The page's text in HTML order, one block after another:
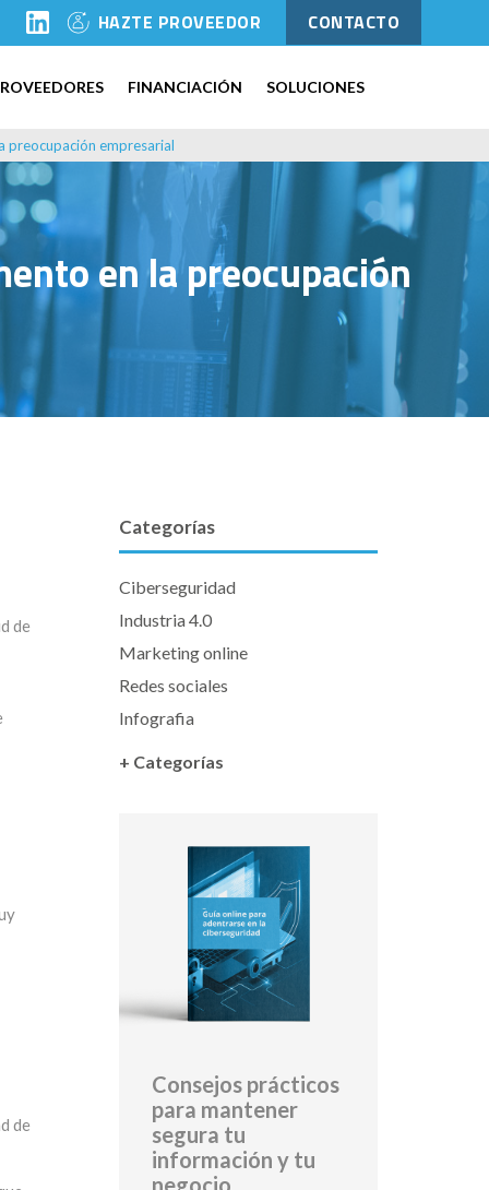
HAZTE PROVEEDOR CONTACTO
FINANCIACIÓN SOLUCIONES
preocupación empresarial
en la preocupación
de
de
Categorías
Ciberseguridad
Industria 4.0
Marketing online
Redes sociales
Infografia
+ Categorías
Consejos prácticos
para mantener
segura tu
información y tu
negocio